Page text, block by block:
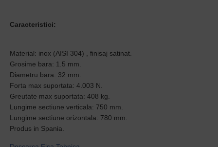
Caracteristici:
Material: inox (AISI 304) , finisaj satinat.
Grosime bara: 1.5 mm.
Diametru bara: 32 mm.
Forta max suportata: 4.003 N.
Greutate max suportata: 408 kg.
Lungime sectiune verticala: 750 mm.
Lungime sectiune orizontala: 780 mm.
Produs in Spania.